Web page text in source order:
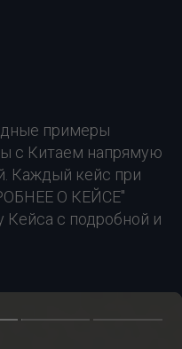
примеры
с Китаем напрямую
Каждый кейс при
О КЕЙСЕ"
Кейса с подробной и